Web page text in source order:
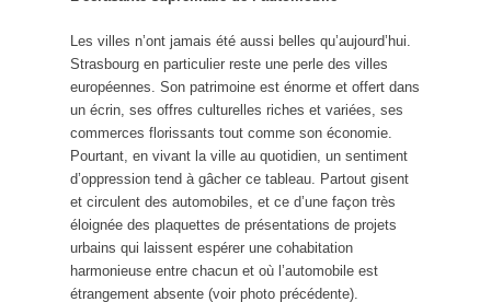
Les villes n’ont jamais été aussi belles qu’aujourd’hui.
Strasbourg en particulier reste une perle des villes
européennes. Son patrimoine est énorme et offert dans
un écrin, ses offres culturelles riches et variées, ses
commerces florissants tout comme son économie.
Pourtant, en vivant la ville au quotidien, un sentiment
d’oppression tend à gâcher ce tableau. Partout gisent
et circulent des automobiles, et ce d’une façon très
éloignée des plaquettes de présentations de projets
urbains qui laissent espérer une cohabitation
harmonieuse entre chacun et où l’automobile est
étrangement absente (voir photo précédente).